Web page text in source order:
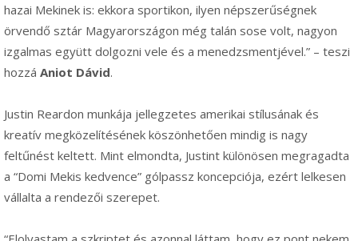
hazai Mekinek is: ekkora sportikon, ilyen népszerűségnek
örvendő sztár Magyarországon még talán sose volt, nagyon
izgalmas együtt dolgozni vele és a menedzsmentjével.” – teszi
hozzá Aniot Dávid.
Justin Reardon munkája jellegzetes amerikai stílusának és
kreatív megközelítésének köszönhetően mindig is nagy
feltűnést keltett. Mint elmondta, Justint különösen megragadta
a “Domi Mekis kedvence” gólpassz koncepciója, ezért lelkesen
vállalta a rendezői szerepet.